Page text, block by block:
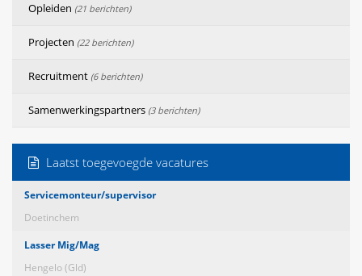
Opleiden (21 berichten)
Projecten (22 berichten)
Recruitment (6 berichten)
Samenwerkingspartners (3 berichten)
Laatst toegevoegde vacatures
Servicemonteur/supervisor
Doetinchem
Lasser Mig/Mag
Hengelo (Gld)